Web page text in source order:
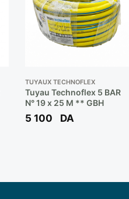
TUYAUX TECHNOFLEX
Tuyau Technoflex 5 BAR
N° 19 x 25 M ** GBH
5 100 DA